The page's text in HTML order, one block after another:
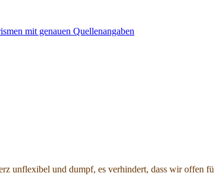
unflexibel und dumpf, es verhindert, dass wir